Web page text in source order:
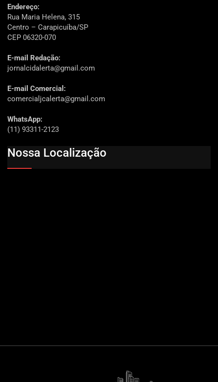
Endereço:
Rua Maria Helena, 315
Centro – Carapicuíba/SP
CEP 06320-070
E-mail Redação:
jornalcidalerta@gmail.com
E-mail Comercial:
comercialjcalerta@gmail.com
WhatsApp:
(11) 93311-2123
Nossa Localização